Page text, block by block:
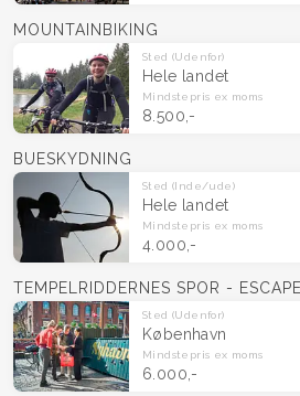
MOUNTAINBIKING
Sted (Udenfor)
Hele landet
Mindstepris ex moms
8.500,-
BUESKYDNING
Sted (Inde/ude)
Hele landet
Mindstepris ex moms
4.000,-
Sted (Udenfor)
København
Mindstepris ex moms
6.000,-